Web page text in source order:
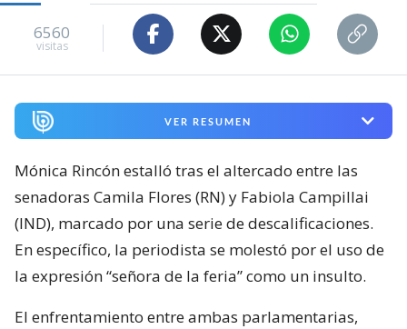
6560
visitas
VER RESUMEN
Mónica Rincón estalló tras el altercado entre las
senadoras Camila Flores (RN) y Fabiola Campillai
(IND), marcado por una serie de descalificaciones.
En específico, la periodista se molestó por el uso de
la expresión “señora de la feria” como un insulto.
El enfrentamiento entre ambas parlamentarias,